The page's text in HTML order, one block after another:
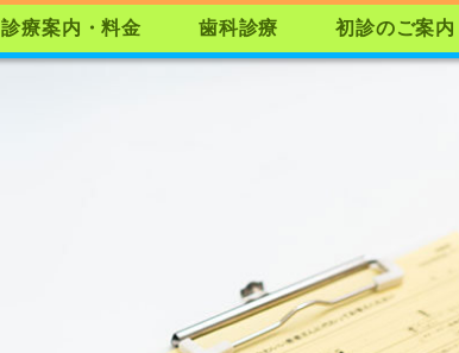
診療案内・料金
歯科診療 初診のご案内